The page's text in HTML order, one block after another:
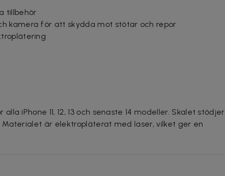
tillbehör
kamera för att skydda mot stötar och repor
iPhone 11, 12, 13 och senaste 14 modeller. Skalet stödjer
är elektropläterat med laser, vilket ger en